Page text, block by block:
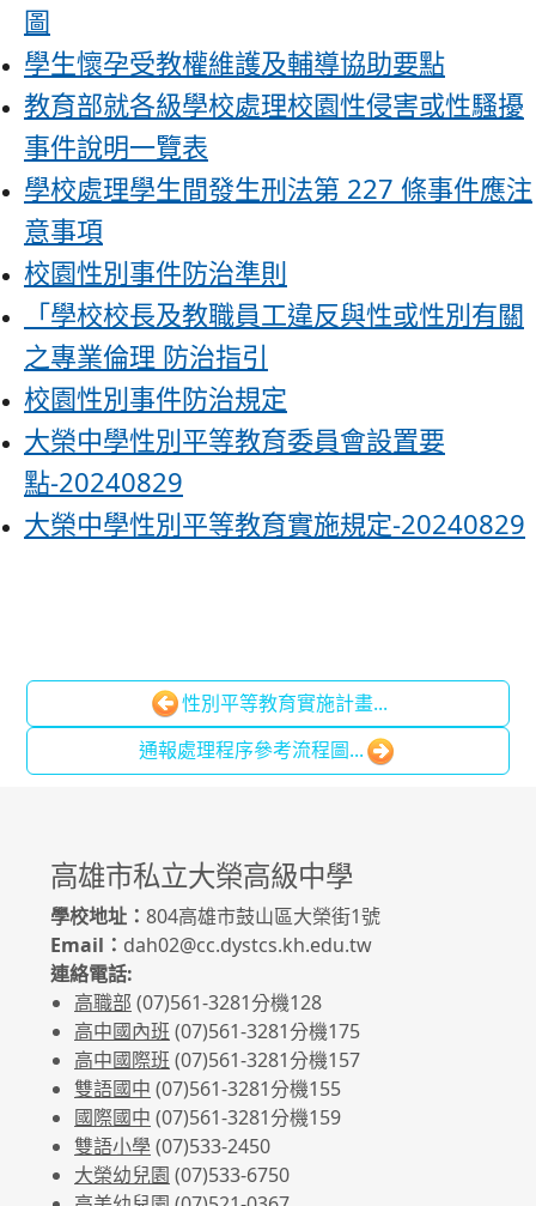
圖
學生懷孕受教權維護及輔導協助要點
教育部就各級學校處理校園性侵害或性騷擾
事件說明一覽表
學校處理學生間發生刑法第 227 條事件應注
意事項
校園性別事件防治準則
「學校校長及教職員工違反與性或性別有關
之專業倫理 防治指引
校園性別事件防治規定
大榮中學性別平等教育委員會設置要
點-20240829
大榮中學性別平等教育實施規定-20240829
性別平等教育實施計畫...
通報處理程序參考流程圖...
高雄市私立大榮高級中學
學校地址： 804高雄市鼓山區大榮街1號
Email： dah02@cc.dystcs.kh.edu.tw
連絡電話:
高職部 (07)561-3281分機128
高中國內班 (07)561-3281分機175
高中國際班 (07)561-3281分機157
雙語國中 (07)561-3281分機155
國際國中 (07)561-3281分機159
雙語小學(07)533-2450
大榮幼兒園 (07)533-6750